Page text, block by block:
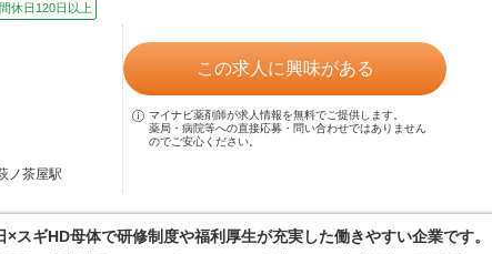
休日120日以上
ノ茶屋駅
この求人に興味がある
マイナビ薬剤師が求人情報を無料でご提供します。
薬局・病院等への直接応募・問い合わせではありません
のでご安心ください。
スギHD母体で研修制度や福利厚生が充実した働きやすい企業です。